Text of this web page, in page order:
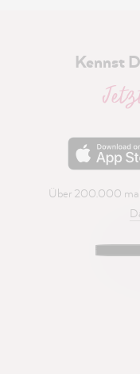
Kennst
Über 200.000